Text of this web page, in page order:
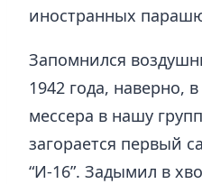
иностранных
Запомнился
1942 года, наверно,
мессера в нашу
загорается первый
“И-16”. Задымил в